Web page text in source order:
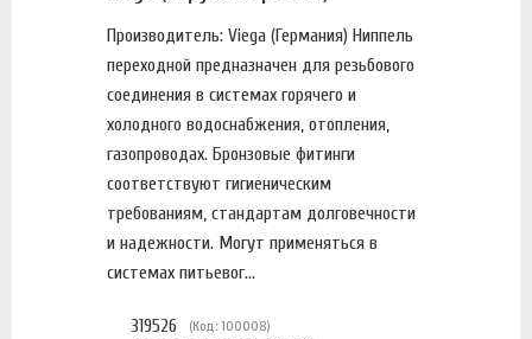
Производитель: Viega (Германия) Ниппель
переходной предназначен для резьбового
соединения в системах горячего и
холодного водоснабжения, отопления,
газопроводах. Бронзовые фитинги
соответствуют гигиеническим
требованиям, стандартам долговечности
и надежности. Могут применяться в
системах питьевог...
319526 (Код: 100008)